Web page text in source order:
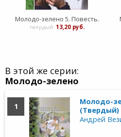
Молодо-зелено 5. Повесть.
твердый: 13,20 руб.
В этой же серии:
Молодо-зелено
1
Молодо-
(Твердый)
Андрей